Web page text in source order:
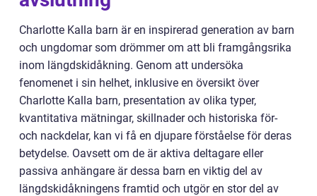
Charlotte Kalla barn är en inspirerad generation av barn
och ungdomar som drömmer om att bli framgångsrika
inom längdskidåkning. Genom att undersöka
fenomenet i sin helhet, inklusive en översikt över
Charlotte Kalla barn, presentation av olika typer,
kvantitativa mätningar, skillnader och historiska för-
och nackdelar, kan vi få en djupare förståelse för deras
betydelse. Oavsett om de är aktiva deltagare eller
passiva anhängare är dessa barn en viktig del av
längdskidåkningens framtid och utgör en stor del av